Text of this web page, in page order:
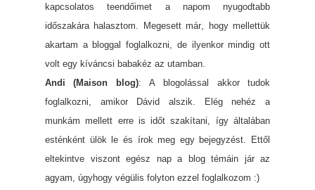
kapcsolatos teendőimet a napom nyugodtabb
időszakára halasztom. Megesett már, hogy mellettük
akartam a bloggal foglalkozni, de ilyenkor mindig ott
volt egy kíváncsi babakéz az utamban.
Andi (Maison blog): A blogolással akkor tudok
foglalkozni, amikor Dávid alszik. Elég nehéz a
munkám mellett erre is időt szakítani, így általában
esténként ülök le és írok meg egy bejegyzést. Ettől
eltekintve viszont egész nap a blog témáin jár az
agyam, úgyhogy végülis folyton ezzel foglalkozom :)